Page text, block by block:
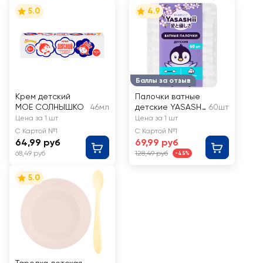
5.0
Крем детский
МОЕ СОЛНЫШКО
46мл
Цена за 1 шт
С Картой №1
64,99 руб
68,49 руб
Баллы за отзыв
4.9
Палочки ватные
детские YASASHII
с ограничителем
60шт
Цена за 1 шт
С Картой №1
69,99 руб
128,49 руб -45%
5.0